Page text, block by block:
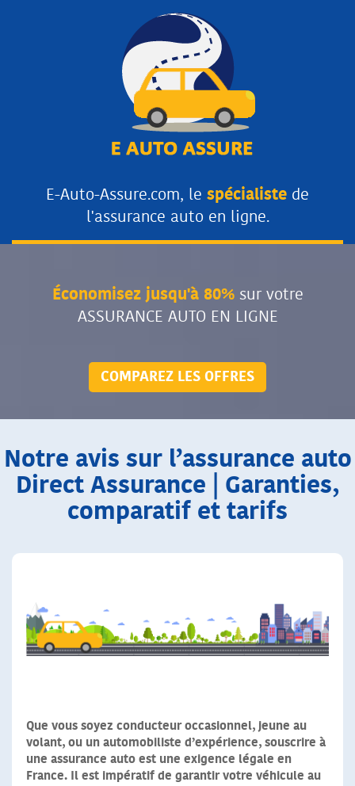
E-Auto-Assure.com, le spécialiste de
l'assurance auto en ligne.
Économisez jusqu'à 80% sur votre
ASSURANCE AUTO EN LIGNE
COMPAREZ LES OFFRES
Notre avis sur l’assurance auto
Direct Assurance | Garanties,
comparatif et tarifs
Que vous soyez conducteur occasionnel, jeune au
volant, ou un automobiliste d’expérience, souscrire à
une assurance auto est une exigence légale en
France. Il est impératif de garantir votre véhicule au